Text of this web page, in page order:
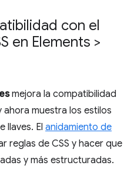
con el
en Elements >
mejora la compatibilidad
ahora muestra los estilos
llaves. El anidamiento de
reglas de CSS y hacer que
y más estructuradas.